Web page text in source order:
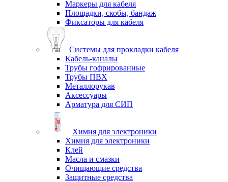
Маркеры для кабеля
Площадки, скобы, бандаж
Фиксаторы для кабеля
Системы для прокладки кабеля
Кабель-каналы
Трубы гофрированные
Трубы ПВХ
Металлорукав
Аксессуары
Арматура для СИП
Химия для электроники
Химия для электроники
Клей
Масла и смазки
Очищающие средства
Защитные средства